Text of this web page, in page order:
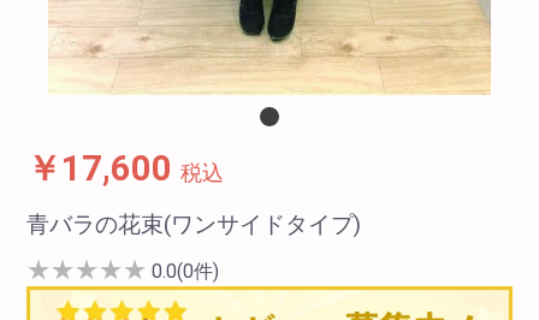
￥17,600 税込
青バラの花束(ワンサイドタイプ)
★★★★★ 0.0(0件)